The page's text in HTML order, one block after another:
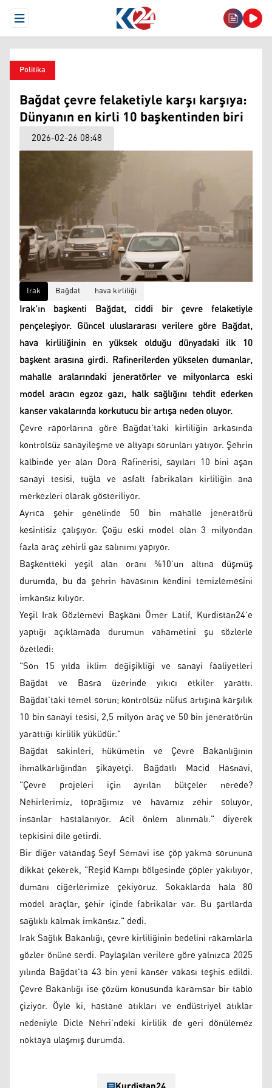
Open Menu
Politika
Bağdat çevre felaketiyle karşı karşıya:
Dünyanın en kirli 10 başkentinden biri
2026-02-26 08:48
Irak Bağdat hava kirliliği
Irak’ın başkenti Bağdat, ciddi bir çevre felaketiyle
pençeleşiyor. Güncel uluslararası verilere göre Bağdat,
hava kirliliğinin en yüksek olduğu dünyadaki ilk 10
başkent arasına girdi. Rafinerilerden yükselen dumanlar,
mahalle aralarındaki jeneratörler ve milyonlarca eski
model aracın egzoz gazı, halk sağlığını tehdit ederken
kanser vakalarında korkutucu bir artışa neden oluyor.
Çevre raporlarına göre Bağdat’taki kirliliğin arkasında
kontrolsüz sanayileşme ve altyapı sorunları yatıyor. Şehrin
kalbinde yer alan Dora Rafinerisi, sayıları 10 bini aşan
sanayi tesisi, tuğla ve asfalt fabrikaları kirliliğin ana
merkezleri olarak gösteriliyor.
Ayrıca şehir genelinde 50 bin mahalle jeneratörü
kesintisiz çalışıyor. Çoğu eski model olan 3 milyondan
fazla araç zehirli gaz salınımı yapıyor.
Başkentteki yeşil alan oranı %10’un altına düşmüş
durumda, bu da şehrin havasının kendini temizlemesini
imkansız kılıyor.
Yeşil Irak Gözlemevi Başkanı Ömer Latif, Kurdistan24’e
yaptığı açıklamada durumun vahametini şu sözlerle
özetledi:
"Son 15 yılda iklim değişikliği ve sanayi faaliyetleri
Bağdat ve Basra üzerinde yıkıcı etkiler yarattı.
Bağdat’taki temel sorun; kontrolsüz nüfus artışına karşılık
10 bin sanayi tesisi, 2,5 milyon araç ve 50 bin jeneratörün
yarattığı kirlilik yüküdür."
Bağdat sakinleri, hükümetin ve Çevre Bakanlığının
ihmalkarlığından şikayetçi. Bağdatlı Macid Hasnavi,
"Çevre projeleri için ayrılan bütçeler nerede?
Nehirlerimiz, toprağımız ve havamız zehir soluyor,
insanlar hastalanıyor. Acil önlem alınmalı." diyerek
tepkisini dile getirdi.
Bir diğer vatandaş Seyf Semavi ise çöp yakma sorununa
dikkat çekerek, "Reşid Kampı bölgesinde çöpler yakılıyor,
dumanı ciğerlerimize çekiyoruz. Sokaklarda hala 80
model araçlar, şehir içinde fabrikalar var. Bu şartlarda
sağlıklı kalmak imkansız." dedi.
Irak Sağlık Bakanlığı, çevre kirliliğinin bedelini rakamlarla
gözler önüne serdi. Paylaşılan verilere göre yalnızca 2025
yılında Bağdat'ta 43 bin yeni kanser vakası teşhis edildi.
Çevre Bakanlığı ise çözüm konusunda karamsar bir tablo
çiziyor. Öyle ki, hastane atıkları ve endüstriyel atıklar
nedeniyle Dicle Nehri’ndeki kirlilik de geri dönülemez
noktaya ulaşmış durumda.